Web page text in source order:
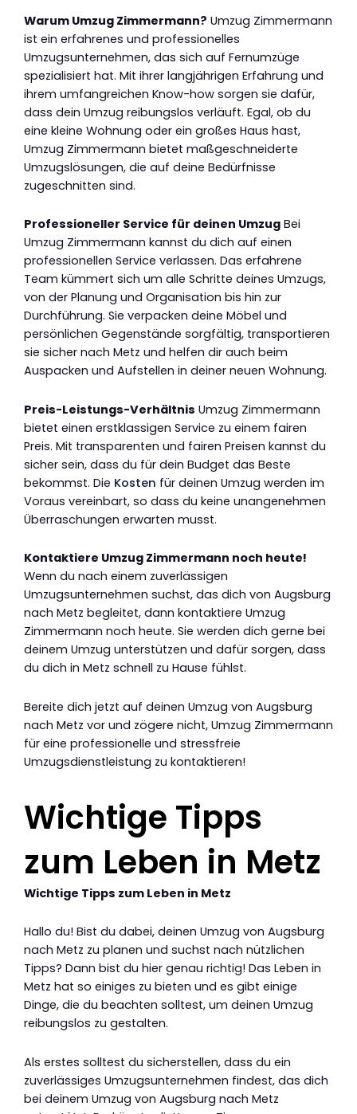
Warum Umzug Zimmermann? Umzug Zimmermann
ist ein erfahrenes und professionelles
Umzugsunternehmen, das sich auf Fernumzüge
spezialisiert hat. Mit ihrer langjährigen Erfahrung und
ihrem umfangreichen Know-how sorgen sie dafür,
dass dein Umzug reibungslos verläuft. Egal, ob du
eine kleine Wohnung oder ein großes Haus hast,
Umzug Zimmermann bietet maßgeschneiderte
Umzugslösungen, die auf deine Bedürfnisse
zugeschnitten sind.
Professioneller Service für deinen Umzug Bei
Umzug Zimmermann kannst du dich auf einen
professionellen Service verlassen. Das erfahrene
Team kümmert sich um alle Schritte deines Umzugs,
von der Planung und Organisation bis hin zur
Durchführung. Sie verpacken deine Möbel und
persönlichen Gegenstände sorgfältig, transportieren
sie sicher nach Metz und helfen dir auch beim
Auspacken und Aufstellen in deiner neuen Wohnung.
Preis-Leistungs-Verhältnis Umzug Zimmermann
bietet einen erstklassigen Service zu einem fairen
Preis. Mit transparenten und fairen Preisen kannst du
sicher sein, dass du für dein Budget das Beste
bekommst. Die Kosten für deinen Umzug werden im
Voraus vereinbart, so dass du keine unangenehmen
Überraschungen erwarten musst.
Kontaktiere Umzug Zimmermann noch heute!
Wenn du nach einem zuverlässigen
Umzugsunternehmen suchst, das dich von Augsburg
nach Metz begleitet, dann kontaktiere Umzug
Zimmermann noch heute. Sie werden dich gerne bei
deinem Umzug unterstützen und dafür sorgen, dass
du dich in Metz schnell zu Hause fühlst.
Bereite dich jetzt auf deinen Umzug von Augsburg
nach Metz vor und zögere nicht, Umzug Zimmermann
für eine professionelle und stressfreie
Umzugsdienstleistung zu kontaktieren!
Wichtige Tipps
zum Leben in Metz
Wichtige Tipps zum Leben in Metz
Hallo du! Bist du dabei, deinen Umzug von Augsburg
nach Metz zu planen und suchst nach nützlichen
Tipps? Dann bist du hier genau richtig! Das Leben in
Metz hat so einiges zu bieten und es gibt einige
Dinge, die du beachten solltest, um deinen Umzug
reibungslos zu gestalten.
Als erstes solltest du sicherstellen, dass du ein
zuverlässiges Umzugsunternehmen findest, das dich
bei deinem Umzug von Augsburg nach Metz